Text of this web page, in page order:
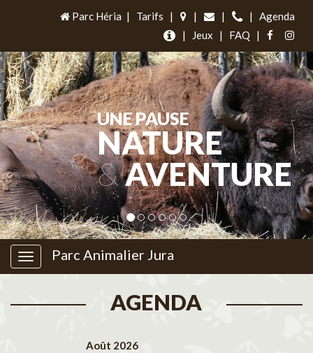
Parc Héria | Tarifs | | | |
Agenda
|
Jeux | FAQ |
UNE PAUSE
NATURE
&AVENTURE
Parc Animalier Jura
AGENDA
Août 2026